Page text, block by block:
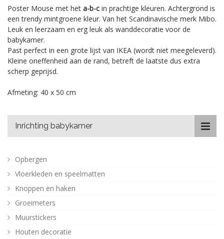
Poster Mouse met het a-b-c in prachtige kleuren. Achtergrond is
een trendy mintgroene kleur. Van het Scandinavische merk Mibo.
Leuk en leerzaam en erg leuk als wanddecoratie voor de
babykamer.
Past perfect in een grote lijst van IKEA (wordt niet meegeleverd).
Kleine oneffenheid aan de rand, betreft de laatste dus extra
scherp geprijsd.
Afmeting: 40 x 50 cm
Inrichting babykamer
Opbergen
Vloerkleden en speelmatten
Knoppen en haken
Groeimeters
Muurstickers
Houten decoratie